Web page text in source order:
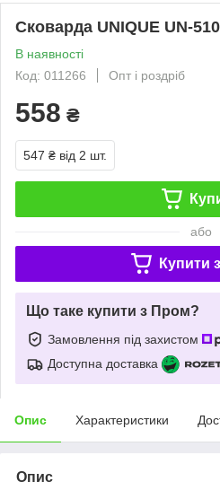
Сковарда UNIQUE UN-
В наявності
Код: 011266
Опт і роздріб
558 ₴
547 ₴ від 2 шт.
або
Купити з
Що таке купити з Пром?
Замовлення під захистом
Доступна доставка
Опис Характеристики
Опис